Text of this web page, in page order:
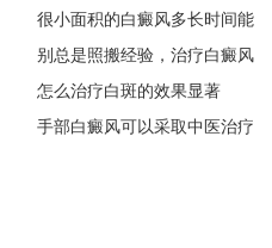
很小面积的白癜风多长时间能
别总是照搬经验，治疗白癜风
怎么治疗白斑的效果显著
手部白癜风可以采取中医治疗